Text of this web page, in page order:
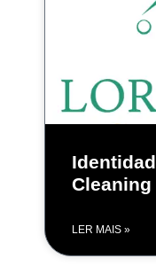
LER MAIS »